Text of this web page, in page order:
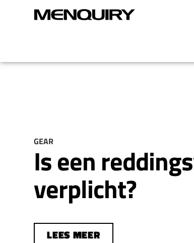
GEAR
Is een
verplicht?
LEES MEER